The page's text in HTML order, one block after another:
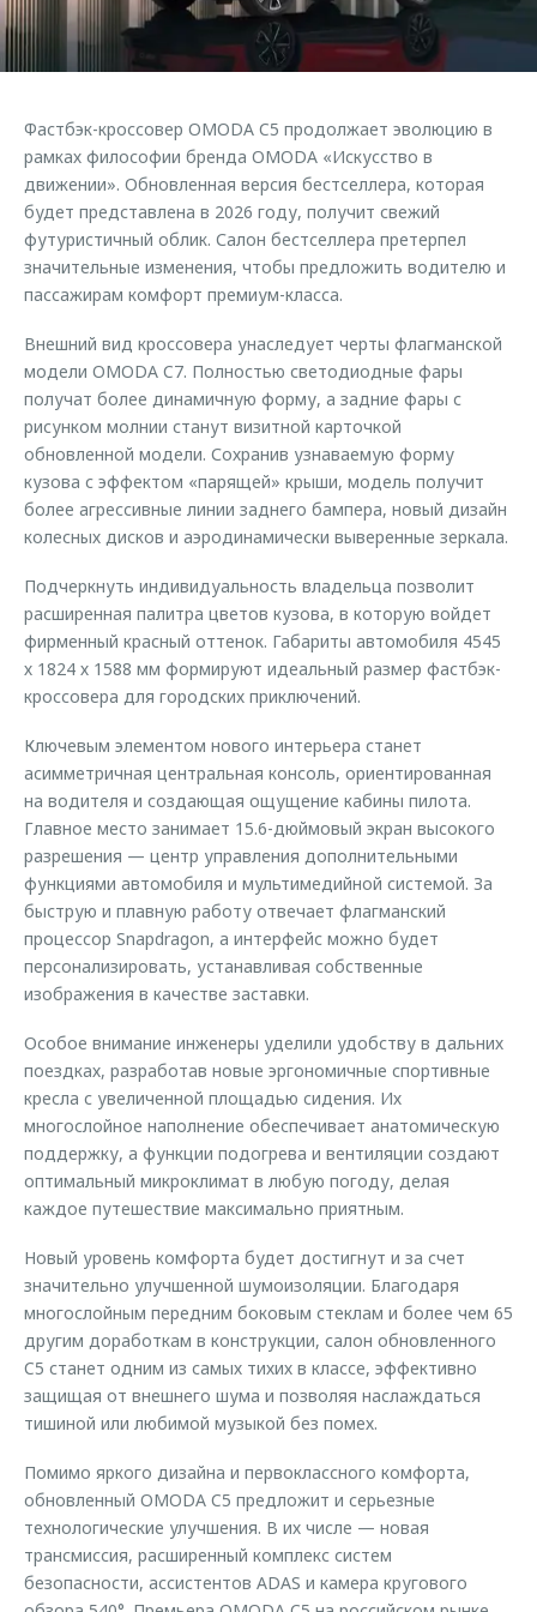
Страхование
Кредитный калькулятор
Одежда и сувениры
Оригинальные аксессуары
Запчасти
Трейд-ин
Клиентская поддержка
O&J Автоклуб
Приложение O&J
Аксессуары
Одежда и сувениры
Оригинальные аксессуары
Обратная связь
Фастбэк-кроссовер OMODA C5 продолжает эволюцию в
рамках философии бренда OMODA «Искусство в
движении». Обновленная версия бестселлера, которая
будет представлена в 2026 году, получит свежий
футуристичный облик. Салон бестселлера претерпел
значительные изменения, чтобы предложить водителю и
пассажирам комфорт премиум-класса.
Внешний вид кроссовера унаследует черты флагманской
модели OMODA C7. Полностью светодиодные фары
получат более динамичную форму, а задние фары с
рисунком молнии станут визитной карточкой
обновленной модели. Сохранив узнаваемую форму
кузова с эффектом «парящей» крыши, модель получит
более агрессивные линии заднего бампера, новый дизайн
колесных дисков и аэродинамически выверенные зеркала.
Подчеркнуть индивидуальность владельца позволит
расширенная палитра цветов кузова, в которую войдет
фирменный красный оттенок. Габариты автомобиля 4545
х 1824 х 1588 мм формируют идеальный размер фастбэк-
кроссовера для городских приключений.
Ключевым элементом нового интерьера станет
асимметричная центральная консоль, ориентированная
на водителя и создающая ощущение кабины пилота.
Главное место занимает 15.6-дюймовый экран высокого
разрешения — центр управления дополнительными
функциями автомобиля и мультимедийной системой. За
быструю и плавную работу отвечает флагманский
процессор Snapdragon, а интерфейс можно будет
персонализировать, устанавливая собственные
изображения в качестве заставки.
Особое внимание инженеры уделили удобству в дальних
поездках, разработав новые эргономичные спортивные
кресла с увеличенной площадью сидения. Их
многослойное наполнение обеспечивает анатомическую
поддержку, а функции подогрева и вентиляции создают
оптимальный микроклимат в любую погоду, делая
каждое путешествие максимально приятным.
Новый уровень комфорта будет достигнут и за счет
значительно улучшенной шумоизоляции. Благодаря
многослойным передним боковым стеклам и более чем 65
другим доработкам в конструкции, салон обновленного
C5 станет одним из самых тихих в классе, эффективно
защищая от внешнего шума и позволяя наслаждаться
тишиной или любимой музыкой без помех.
Помимо яркого дизайна и первоклассного комфорта,
обновленный OMODA C5 предложит и серьезные
технологические улучшения. В их числе — новая
трансмиссия, расширенный комплекс систем
безопасности, ассистентов ADAS и камера кругового